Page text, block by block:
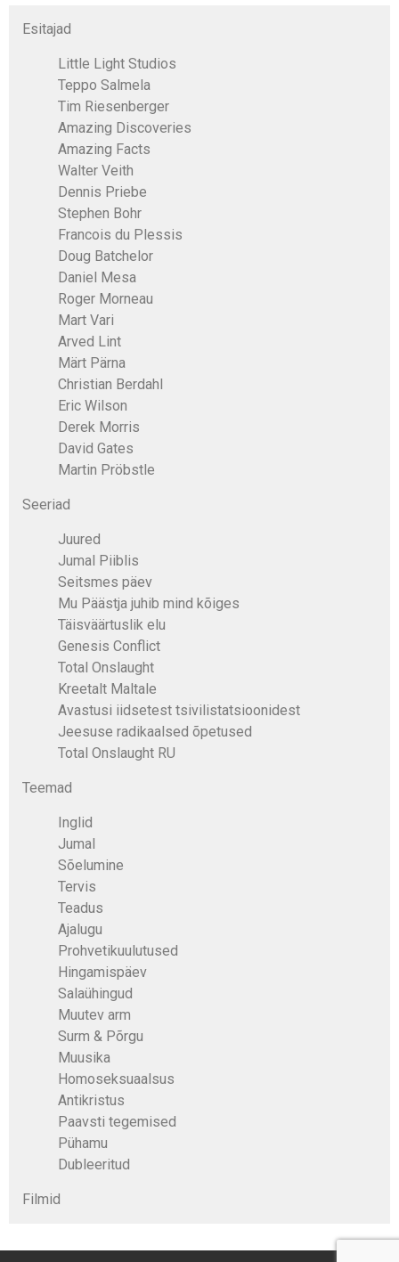
Esitajad
Little Light Studios
Teppo Salmela
Tim Riesenberger
Amazing Discoveries
Amazing Facts
Walter Veith
Dennis Priebe
Stephen Bohr
Francois du Plessis
Doug Batchelor
Daniel Mesa
Roger Morneau
Mart Vari
Arved Lint
Märt Pärna
Christian Berdahl
Eric Wilson
Derek Morris
David Gates
Martin Pröbstle
Seeriad
Juured
Jumal Piiblis
Seitsmes päev
Mu Päästja juhib mind kõiges
Täisväärtuslik elu
Genesis Conflict
Total Onslaught
Kreetalt Maltale
Avastusi iidsetest tsivilistatsioonidest
Jeesuse radikaalsed õpetused
Total Onslaught RU
Teemad
Inglid
Jumal
Sõelumine
Tervis
Teadus
Ajalugu
Prohvetikuulutused
Hingamispäev
Salaühingud
Muutev arm
Surm & Põrgu
Muusika
Homoseksuaalsus
Antikristus
Paavsti tegemised
Pühamu
Dubleeritud
Filmid